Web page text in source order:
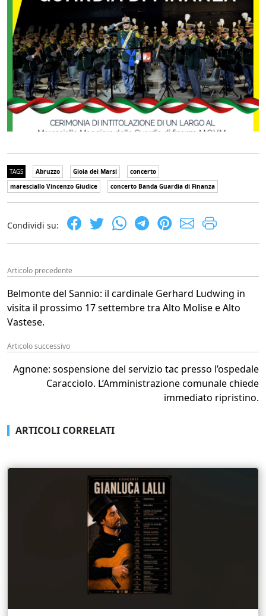
TAGS Abruzzo Gioia dei Marsi
concerto
maresciallo Vincenzo Giudice
concerto Banda Guardia di Finanza
Condividi su:
Articolo precedente
Belmonte del Sannio: il cardinale Gerhard Ludwing in
visita il prossimo 17 settembre tra Alto Molise e Alto
Vastese.
Articolo successivo
Agnone: sospensione del servizio tac presso l’ospedale
Caracciolo. L’Amministrazione comunale chiede
immediato ripristino.
ARTICOLI CORRELATI